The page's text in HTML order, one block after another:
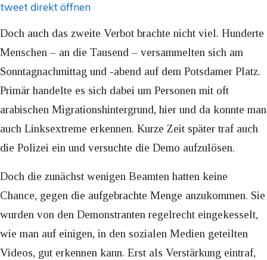
tweet direkt öffnen
Doch auch das zweite Verbot brachte nicht viel. Hunderte
Menschen – an die Tausend – versammelten sich am
Sonntagnachmittag und -abend auf dem Potsdamer Platz.
Primär handelte es sich dabei um Personen mit oft
arabischen Migrationshintergrund, hier und da konnte man
auch Linksextreme erkennen. Kurze Zeit später traf auch
die Polizei ein und versuchte die Demo aufzulösen.
Doch die zunächst wenigen Beamten hatten keine
Chance, gegen die aufgebrachte Menge anzukommen. Sie
wurden von den Demonstranten regelrecht eingekesselt,
wie man auf einigen, in den sozialen Medien geteilten
Videos, gut erkennen kann. Erst als Verstärkung eintraf,